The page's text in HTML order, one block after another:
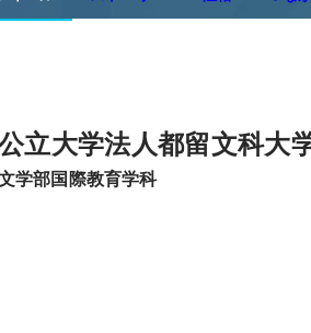
立大学法人都留文科大
学部国際教育学科